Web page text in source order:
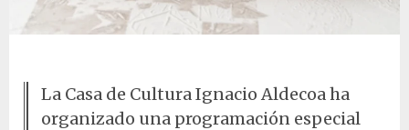
La Casa de Cultura Ignacio Aldecoa ha
organizado una programación especial